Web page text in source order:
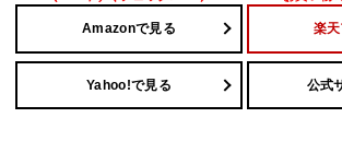
Amazonで見る 楽
Yahoo!で見る 公式